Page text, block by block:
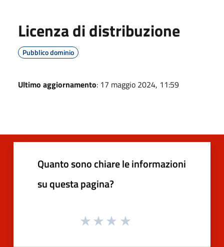
Licenza di distribuzione
Pubblico dominio
Ultimo aggiornamento: 17 maggio 2024, 11:59
Quanto sono chiare le informazioni
su questa pagina?